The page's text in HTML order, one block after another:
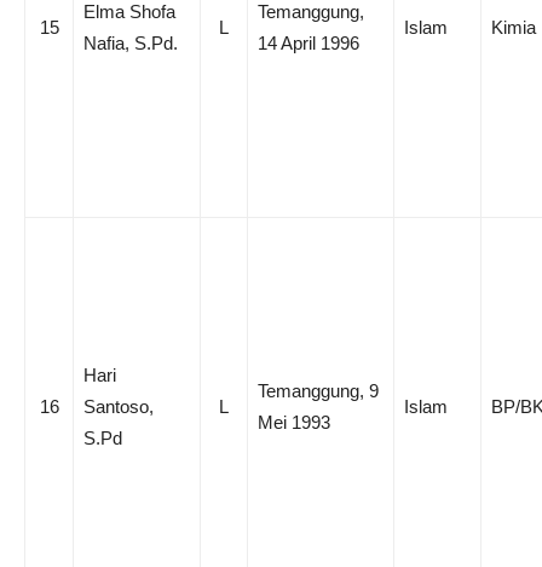
15
Elma Shofa
Nafia, S.Pd.
L
Temanggung,
14 April 1996
Islam Kimia
16
Hari
Santoso,
S.Pd
L
Temanggung, 9
Mei 1993
Islam BP/